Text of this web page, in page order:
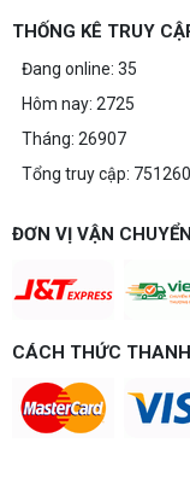
THỐNG KÊ TRUY
Đang online: 35
Hôm nay: 2725
Tháng: 26907
Tổng truy cập:
ĐƠN VỊ VẬN CHUYỂN
CÁCH THỨC